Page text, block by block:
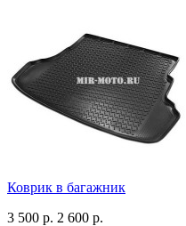
Коврик в багажник
3 500 р. 2 600 р.